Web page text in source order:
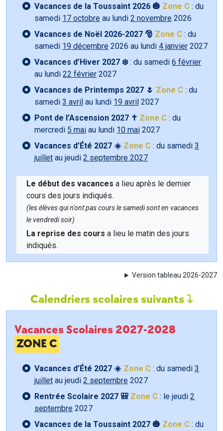
Vacances de la Toussaint 2026 🎃 Zone C : du
samedi 17 octobre au lundi 2 novembre 2026
Vacances de Noël 2026-2027 🎅 Zone C : du
samedi 19 décembre 2026 au lundi 4 janvier 2027
Vacances d’Hiver 2027 ❄️: du samedi 6 février
au lundi 22 février 2027
Vacances de Printemps 2027 🌷 Zone C : du
samedi 3 avril au lundi 19 avril 2027
Pont de l’Ascension 2027 ✝️ Zone C : du
mercredi 5 mai au lundi 10 mai 2027
Vacances d’Été 2027 ☀️ Zone C : du samedi 3
juillet au jeudi 2 septembre 2027
Le début des vacances a lieu après le dernier
cours des jours indiqués.
(les élèves qui n'ont pas cours le samedi sont en vacances
le vendredi soir)
La reprise des cours a lieu le matin des jours
indiqués.
Version tableau 2026-2027
Calendriers scolaires suivants
Vacances Scolaires 2027-2028
ZONE C
Vacances d’Été 2027 ☀️ Zone C : du samedi 3
juillet au jeudi 2 septembre 2027
Rentrée Scolaire 2027 🎒 Zone C : le jeudi 2
septembre 2027
Vacances de la Toussaint 2027 🎃 Zone C : du